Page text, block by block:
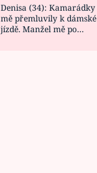
Denisa (34): Kamarádky
mě přemluvily k dámské
jízdě. Manžel mě po